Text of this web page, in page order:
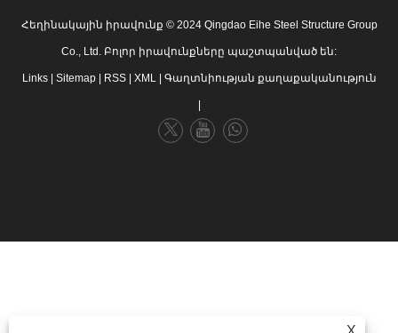
Հեղինակային իրավունք © 2024 Qingdao Eihe Steel Structure Group
Co., Ltd. Բոլոր իրավունքները պաշտպանված են:
Links | Sitemap | RSS | XML | Գաղտնիության քաղաքականություն
|